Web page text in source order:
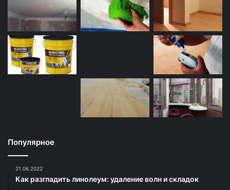
Популярное
21.06.2022
Как разгладить линолеум: удаление волн и складок